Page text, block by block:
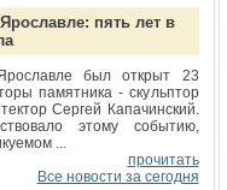
пять лет в
был открыт 23
памятника - скульптор
Сергей Капачинский.
этому событию,
...
прочитать
Все новости за сегодня